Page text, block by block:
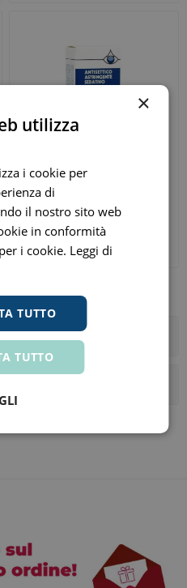
Antisettico Astringente
Sedativo Collirio Flacone
10ml
ora € 11,25
Prezzo consigliato:
×
utilizza
i cookie per
di
il nostro sito web
in conformità
i cookie. Leggi di
TUTTO
TUTTO